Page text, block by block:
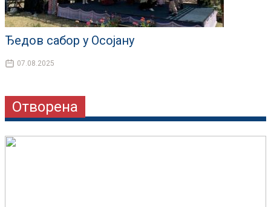
Ђедов сабор у Осојану
07.08.2025
Отворена